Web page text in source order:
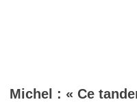
Michel : « Ce